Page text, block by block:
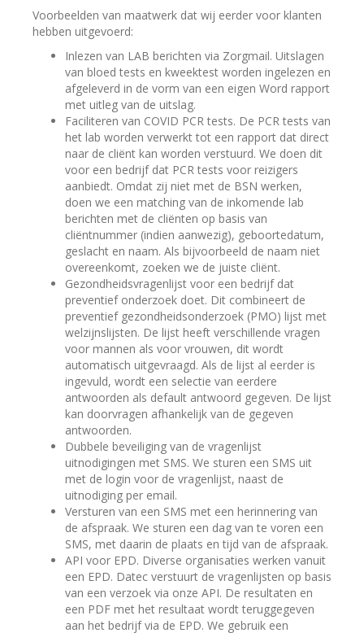
Voorbeelden van maatwerk dat wij eerder voor klanten
hebben uitgevoerd:
Inlezen van LAB berichten via Zorgmail. Uitslagen
van bloed tests en kweektest worden ingelezen en
afgeleverd in de vorm van een eigen Word rapport
met uitleg van de uitslag.
Faciliteren van COVID PCR tests. De PCR tests van
het lab worden verwerkt tot een rapport dat direct
naar de cliënt kan worden verstuurd. We doen dit
voor een bedrijf dat PCR tests voor reizigers
aanbiedt. Omdat zij niet met de BSN werken,
doen we een matching van de inkomende lab
berichten met de cliënten op basis van
cliëntnummer (indien aanwezig), geboortedatum,
geslacht en naam. Als bijvoorbeeld de naam niet
overeenkomt, zoeken we de juiste cliënt.
Gezondheidsvragenlijst voor een bedrijf dat
preventief onderzoek doet. Dit combineert de
preventief gezondheidsonderzoek (PMO) lijst met
welzijnslijsten. De lijst heeft verschillende vragen
voor mannen als voor vrouwen, dit wordt
automatisch uitgevraagd. Als de lijst al eerder is
ingevuld, wordt een selectie van eerdere
antwoorden als default antwoord gegeven. De lijst
kan doorvragen afhankelijk van de gegeven
antwoorden.
Dubbele beveiliging van de vragenlijst
uitnodigingen met SMS. We sturen een SMS uit
met de login voor de vragenlijst, naast de
uitnodiging per email.
Versturen van een SMS met een herinnering van
de afspraak. We sturen een dag van te voren een
SMS, met daarin de plaats en tijd van de afspraak.
API voor EPD. Diverse organisaties werken vanuit
een EPD. Datec verstuurt de vragenlijsten op basis
van een verzoek via onze API. De resultaten en
een PDF met het resultaat wordt teruggegeven
aan het bedrijf via de EPD. We gebruik een